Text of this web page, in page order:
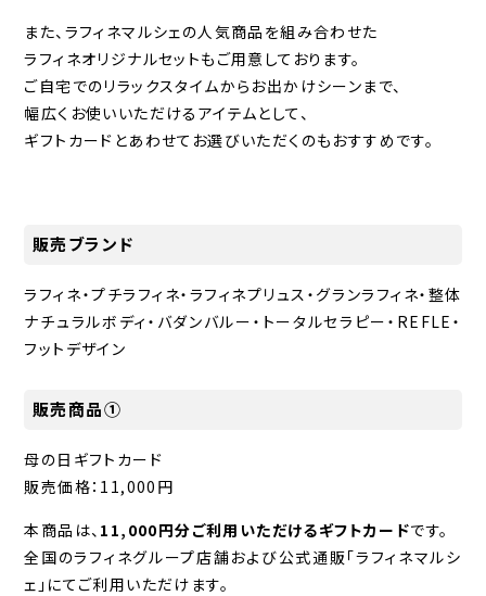
また、ラフィネマルシェの人気商品を組み合わせた
ラフィネオリジナルセットもご用意しております。
ご自宅でのリラックスタイムからお出かけシーンまで、
幅広くお使いいただけるアイテムとして、
ギフトカードとあわせてお選びいただくのもおすすめです。
販売ブランド
ラフィネ・プチラフィネ・ラフィネプリュス・グランラフィネ・整体
ナチュラルボディ・バダンバルー・トータルセラピー・REFLE・
フットデザイン
販売商品①
母の日ギフトカード
販売価格：11,000円
本商品は、 11,000円分ご利用いただけるギフトカードです。
全国のラフィネグループ店舗および公式通販「ラフィネマルシ
ェ」にてご利用いただけます。